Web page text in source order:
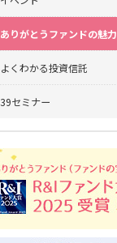
ありがとうファンドの魅力
よくわかる投資信託
39セミナー